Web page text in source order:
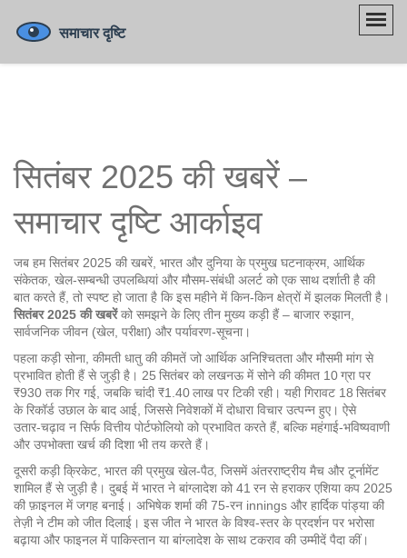
सितंबर 2025 की खबरें –
समाचार दृष्टि आर्काइव
जब हमसितंबर 2025 की खबरें भारत और दुनिया के प्रमुख घटनाक्रम, आर्थिक
संकेतक, खेल‑सम्बन्धी उपलब्धियां और मौसम‑संबंधी अलर्ट को एक साथ दर्शाती है की
बात करते हैं, तो स्पष्ट हो जाता है कि इस महीने में किन‑किन क्षेत्रों में झलक मिलती है।
सितंबर 2025 की खबरेंको समझने के लिए तीन मुख्य कड़ी हैं – बाजार रुझान,
सार्वजनिक जीवन (खेल, परीक्षा) और पर्यावरण‑सूचना।
पहला कड़ीसोना, कीमती धातु की कीमतें जो आर्थिक अनिश्चितता और मौसमी मांग से
प्रभावित होती हैंसे जुड़ी है। 25 सितंबर को लखनऊ में सोने की कीमत 10 ग्रा पर
₹930 तक गिर गई, जबकि चांदी ₹1.40 लाख पर टिकी रही। यही गिरावट 18 सितंबर
के रिकॉर्ड उछाल के बाद आई, जिससे निवेशकों में दोधारा विचार उत्पन्न हुए। ऐसे
उतार‑चढ़ाव न सिर्फ वित्तीय पोर्टफोलियो को प्रभावित करते हैं, बल्कि महंगाई‑भविष्यवाणी
और उपभोक्ता खर्च की दिशा भी तय करते हैं।
दूसरी कड़ीक्रिकेट भारत की प्रमुख खेल‑पैठ, जिसमें अंतरराष्ट्रीय मैच और टूर्नामेंट
शामिल हैंसे जुड़ी है। दुबई में भारत ने बांग्लादेश को 41 रन से हराकर एशिया कप 2025
की फ़ाइनल में जगह बनाई। अभिषेक शर्मा की 75‑रन innings और हार्दिक पांड्या की
तेज़ी ने टीम को जीत दिलाई। इस जीत ने भारत के विश्व‑स्तर के प्रदर्शन पर भरोसा
बढ़ाया और फाइनल में पाकिस्तान या बांग्लादेश के साथ टकराव की उम्मीदें पैदा कीं।